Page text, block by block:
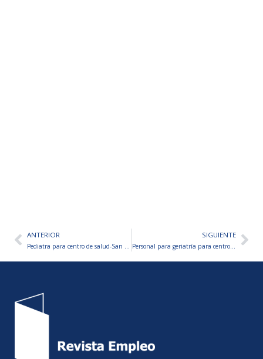
AntANTERIOR SIGUIENTE
Personal para geriatría para centro de salud-San Juan